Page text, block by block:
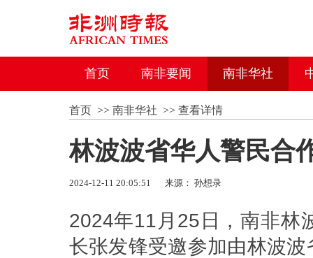
首页 南非要闻 南非华社
首页>> 南非华社 >> 查看详情
林波波省华人警民合
2024-12-11 20:05:51 来源： 孙想录
2024年11月25日，南非林
长张发锋受邀参加由林波